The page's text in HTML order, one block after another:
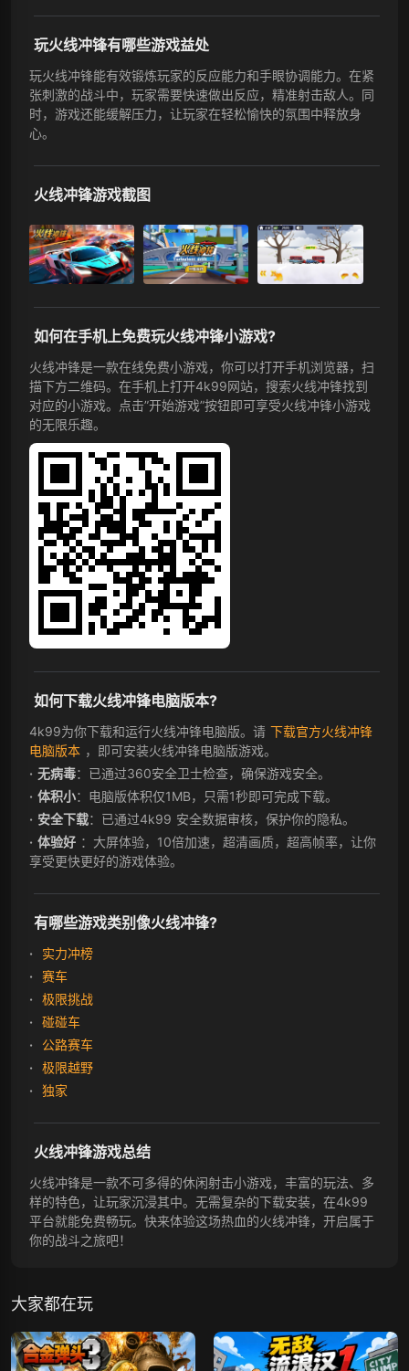
玩火线冲锋有哪些游戏益处
玩火线冲锋能有效锻炼玩家的反应能力和手眼协调能力。在紧
张刺激的战斗中，玩家需要快速做出反应，精准射击敌人。同
时，游戏还能缓解压力，让玩家在轻松愉快的氛围中释放身
心。
火线冲锋游戏截图
如何在手机上免费玩火线冲锋小游戏?
火线冲锋是一款在线免费小游戏，你可以打开手机浏览器，扫
描下方二维码。在手机上打开4k99网站，搜索火线冲锋找到
对应的小游戏。点击”开始游戏”按钮即可享受火线冲锋小游戏
的无限乐趣。
如何下载火线冲锋电脑版本?
4k99为你下载和运行火线冲锋电脑版。请 下载官方火线冲锋
电脑版本 ，即可安装火线冲锋电脑版游戏。
无病毒：已通过360安全卫士检查，确保游戏安全。
体积小：电脑版体积仅1MB，只需1秒即可完成下载。
安全下载：已通过4k99 安全数据审核，保护你的隐私。
体验好 ：大屏体验，10倍加速，超清画质，超高帧率，让你
享受更快更好的游戏体验。
有哪些游戏类别像火线冲锋?
实力冲榜
赛车
极限挑战
碰碰车
公路赛车
极限越野
独家
火线冲锋游戏总结
火线冲锋是一款不可多得的休闲射击小游戏，丰富的玩法、多
样的特色，让玩家沉浸其中。无需复杂的下载安装，在4k99
平台就能免费畅玩。快来体验这场热血的火线冲锋，开启属于
你的战斗之旅吧！
大家都在玩